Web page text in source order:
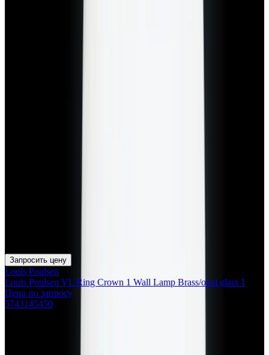
Запросить цену
Louis Poulsen
Louis Poulsen VL Ring Crown 1 Wall Lamp Brass/opal glass 1
Цена по запросу
5743145450